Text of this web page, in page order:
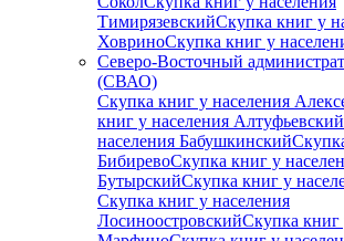
ТимирязевскийСкупка книг у
ХовриноСкупка книг у
Северо-Восточный
(СВАО)
Скупка книг у населения
книг у населения Алтуфьевский
населения Бабушкинский
БибиревоСкупка книг у
БутырскийСкупка книг у
Скупка книг у населения
ЛосиноостровскийСкупка книг